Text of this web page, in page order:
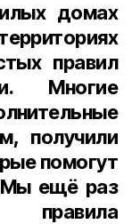
домах
правил
Многие
получили
помогут
Мы ещё раз
правила